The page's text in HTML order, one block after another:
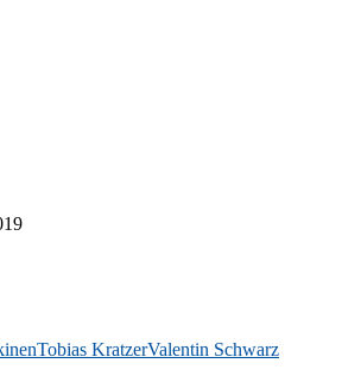
Tobias KratzerValentin Schwarz